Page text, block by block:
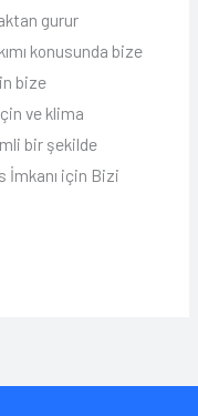
gurur
konusunda bize
bize
ve klima
bir şekilde
İmkanı için Bizi